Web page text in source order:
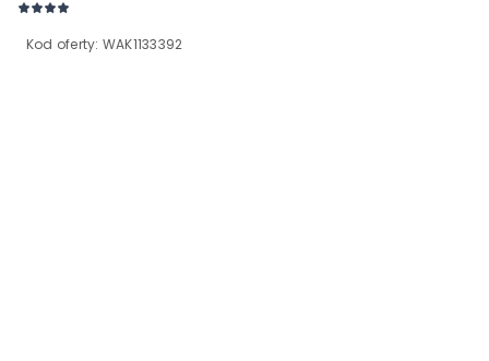
Kod oferty: WAK1133392